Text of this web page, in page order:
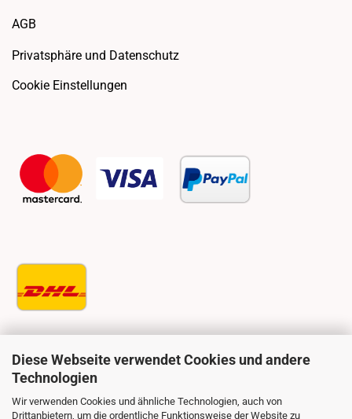
Diese Webseite verwendet Cookies und andere
Technologien
Wir verwenden Cookies und ähnliche Technologien, auch von
Drittanbietern, um die ordentliche Funktionsweise der Website zu
AGB
Privatsphäre und Datenschutz
Cookie Einstellungen